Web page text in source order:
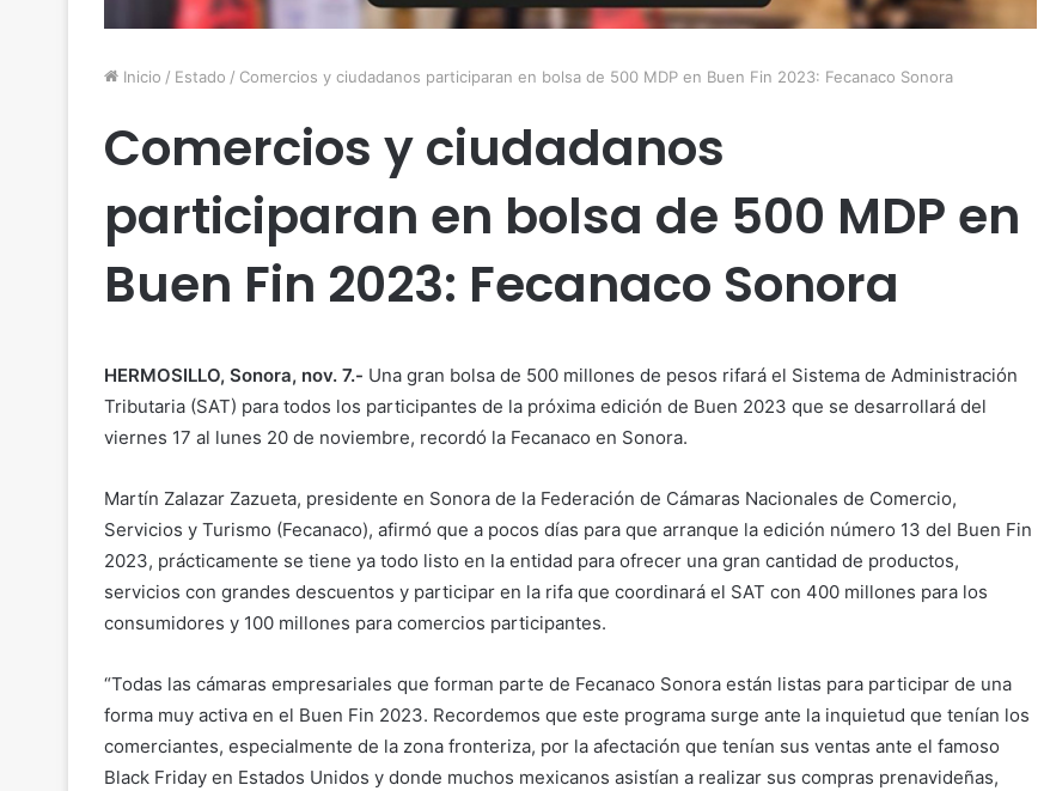
Inicio / Estado / Comercios y ciudadanos participaran en bolsa de 500 MDP en Buen Fin 2023: Fecanaco Sonora
Comercios y ciudadanos
participaran en bolsa de 500 MDP en
Buen Fin 2023: Fecanaco Sonora
HERMOSILLO, Sonora, nov. 7.- Una gran bolsa de 500 millones de pesos rifará el Sistema de Administración
Tributaria (SAT) para todos los participantes de la próxima edición de Buen 2023 que se desarrollará del
viernes 17 al lunes 20 de noviembre, recordó la Fecanaco en Sonora.
Martín Zalazar Zazueta, presidente en Sonora de la Federación de Cámaras Nacionales de Comercio,
Servicios y Turismo (Fecanaco), afirmó que a pocos días para que arranque la edición número 13 del Buen Fin
2023, prácticamente se tiene ya todo listo en la entidad para ofrecer una gran cantidad de productos,
servicios con grandes descuentos y participar en la rifa que coordinará el SAT con 400 millones para los
consumidores y 100 millones para comercios participantes.
“Todas las cámaras empresariales que forman parte de Fecanaco Sonora están listas para participar de una
forma muy activa en el Buen Fin 2023. Recordemos que este programa surge ante la inquietud que tenían los
comerciantes, especialmente de la zona fronteriza, por la afectación que tenían sus ventas ante el famoso
Black Friday en Estados Unidos y donde muchos mexicanos asistían a realizar sus compras prenavideñas,